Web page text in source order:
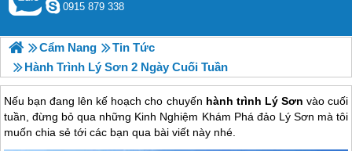
0915 879 338
Cẩm Nang
Tin Tức
Hành Trình Lý Sơn 2 Ngày Cuối Tuần
Nếu bạn đang lên kế hoạch cho chuyến hành trình Lý Sơn vào cuối
tuần, đừng bỏ qua những Kinh Nghiệm Khám Phá đảo Lý Sơn mà tôi
muốn chia sẻ tới các bạn qua bài viết này nhé.